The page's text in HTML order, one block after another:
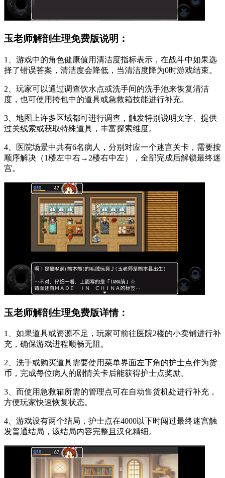
玉老师解剖生理免费版说明：
1、游戏中的角色健康值用清洁度指标表示，在战斗中如果选
择了错误答案，清洁度会降低，当清洁度降为0时游戏结束。
2、玩家可以通过调查饮水点或洗手间的洗手池来恢复清洁
度，也可使用挎包中的道具或急救箱技能进行补充。
3、地图上许多区域都可进行调查，触发特别说明文字、提供
过关线索或获取特殊道具，丰富探索维度。
4、医院场景中共有6名病人，分别对应一个迷宫关卡，需要按
顺序解决（1楼左中右→2楼右中左），全部完成后解锁最终迷
宫。
玉老师解剖生理免费版详情：
1、如果道具或资源不足，玩家可前往医院2楼的小卖铺进行补
充，确保游戏进程顺畅无阻。
2、洗手或购买道具需要使用菜单界面左下角的护士点作为货
币，完成每位病人的剧情关卡后能获得护士点奖励。
3、而使用急救箱所需的管理点可在自动售货机处进行补充，
方便玩家快速恢复状态。
4、游戏设有两个结局，护士点在4000以下时闯过最终迷宫触
发普通结局，该结局内容完整且汉化精细。